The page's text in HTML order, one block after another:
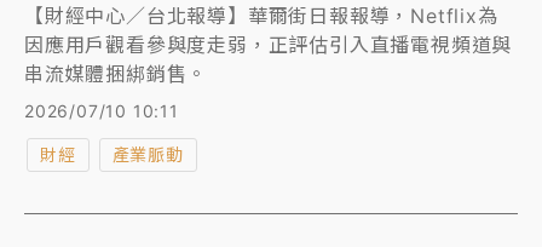
【財經中心／台北報導】華爾街日報報導，Netflix為
因應用戶觀看參與度走弱，正評估引入直播電視頻道與
串流媒體捆綁銷售。
2026/07/10 10:11
財經 產業脈動